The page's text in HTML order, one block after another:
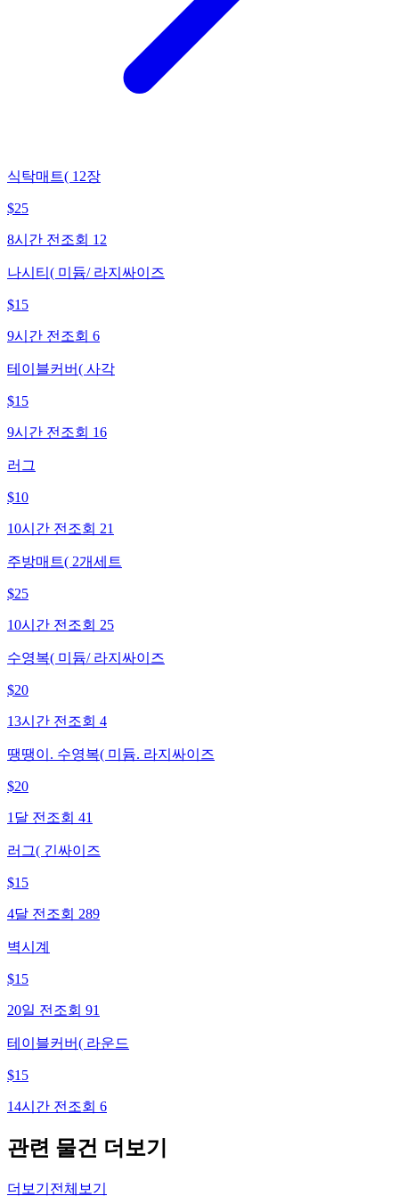
식탁매트( 12장
$25
8시간 전 조회 12
나시티( 미듐/ 라지싸이즈
$15
9시간 전 조회 6
테이블커버( 사각
$15
9시간 전 조회 16
러그
$10
10시간 전 조회 21
주방매트( 2개세트
$25
10시간 전 조회 25
수영복( 미듐/ 라지싸이즈
$20
13시간 전 조회 4
땡땡이. 수영복( 미듐. 라지싸이즈
$20
1달 전 조회 41
러그( 긴싸이즈
$15
4달 전 조회 289
벽시계
$15
20일 전 조회 91
테이블커버( 라운드
$15
14시간 전 조회 6
관련 물건 더보기
더보기 전체보기